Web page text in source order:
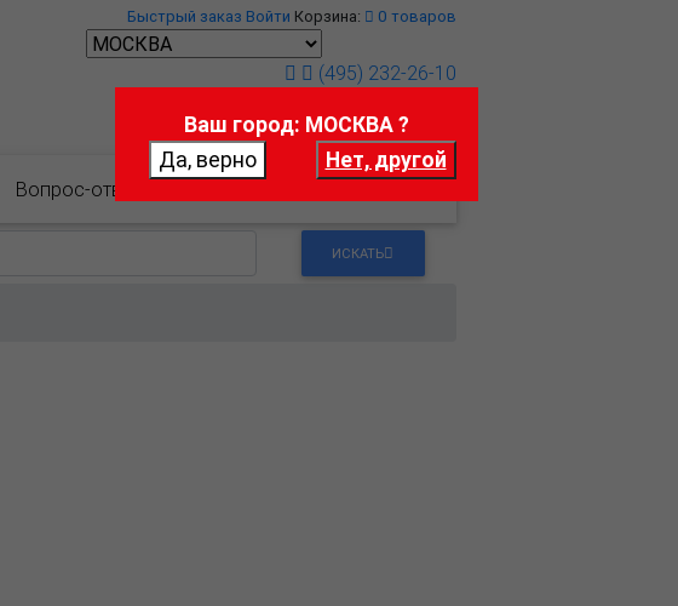
Быстрый заказ Войти Корзина: 0 товаров
(495) 232-26-10
Вопрос-ответ
ИСКАТЬ
Ваш город: МОСКВА ?